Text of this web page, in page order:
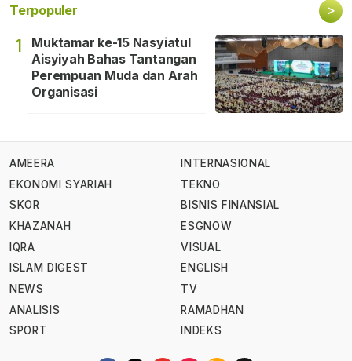
Terpopuler >
1
Muktamar ke-15 Nasyiatul
Aisyiyah Bahas Tantangan
Perempuan Muda dan Arah
Organisasi
AMEERA
EKONOMI SYARIAH
SKOR
KHAZANAH
IQRA
ISLAM DIGEST
NEWS
ANALISIS
SPORT
INTERNASIONAL
TEKNO
BISNIS FINANSIAL
ESGNOW
VISUAL
ENGLISH
TV
RAMADHAN
INDEKS